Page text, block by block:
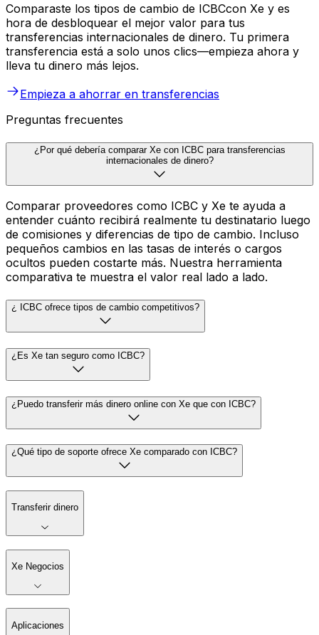
Comparaste los tipos de cambio de ICBCcon Xe y es
hora de desbloquear el mejor valor para tus
transferencias internacionales de dinero. Tu primera
transferencia está a solo unos clics—empieza ahora y
lleva tu dinero más lejos.
Empieza a ahorrar en transferencias
Preguntas frecuentes
¿Por qué debería comparar Xe con ICBC para transferencias
internacionales de dinero?
Comparar proveedores como ICBC y Xe te ayuda a
entender cuánto recibirá realmente tu destinatario luego
de comisiones y diferencias de tipo de cambio. Incluso
pequeños cambios en las tasas de interés o cargos
ocultos pueden costarte más. Nuestra herramienta
comparativa te muestra el valor real lado a lado.
¿ ICBC ofrece tipos de cambio competitivos?
¿Es Xe tan seguro como ICBC?
¿Puedo transferir más dinero online con Xe que con ICBC?
¿Qué tipo de soporte ofrece Xe comparado con ICBC?
Transferir dinero
Xe Negocios
Aplicaciones